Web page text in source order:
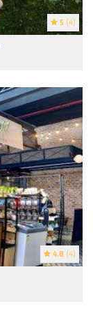
5 (4)
4.8 (4)